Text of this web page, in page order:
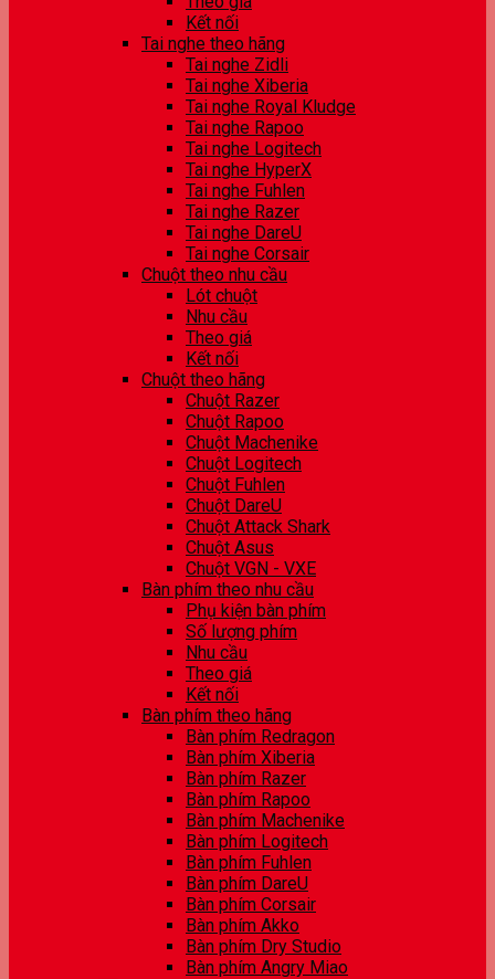
Kết nối
Tai nghe theo hãng
Tai nghe Zidli
Tai nghe Xiberia
Tai nghe Royal Kludge
Tai nghe Rapoo
Tai nghe Logitech
Tai nghe HyperX
Tai nghe Fuhlen
Tai nghe Razer
Tai nghe DareU
Tai nghe Corsair
Chuột theo nhu cầu
Lót chuột
Nhu cầu
Theo giá
Kết nối
Chuột theo hãng
Chuột Razer
Chuột Rapoo
Chuột Machenike
Chuột Logitech
Chuột Fuhlen
Chuột DareU
Chuột Attack Shark
Chuột Asus
Chuột VGN - VXE
Bàn phím theo nhu cầu
Phụ kiện bàn phím
Số lượng phím
Nhu cầu
Theo giá
Kết nối
Bàn phím theo hãng
Bàn phím Redragon
Bàn phím Xiberia
Bàn phím Razer
Bàn phím Rapoo
Bàn phím Machenike
Bàn phím Logitech
Bàn phím Fuhlen
Bàn phím DareU
Bàn phím Corsair
Bàn phím Akko
Bàn phím Dry Studio
Bàn phím Angry Miao